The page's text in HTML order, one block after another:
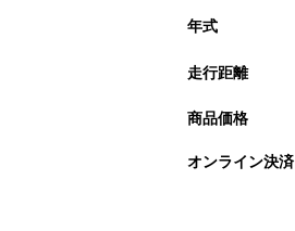
年式
走行距離
商品価格
オンライン決済